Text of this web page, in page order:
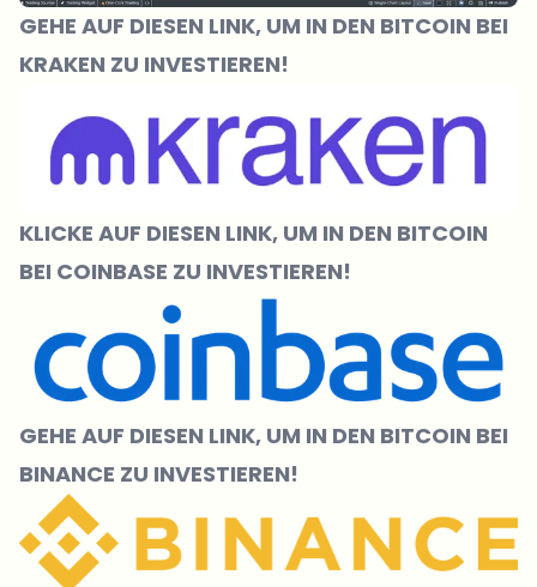
GEHE AUF DIESEN LINK, UM IN DEN BITCOIN BEI
KRAKEN ZU INVESTIEREN!
KLICKE AUF DIESEN LINK, UM IN DEN BITCOIN
BEI COINBASE ZU INVESTIEREN!
GEHE AUF DIESEN LINK, UM IN DEN BITCOIN BEI
BINANCE ZU INVESTIEREN!